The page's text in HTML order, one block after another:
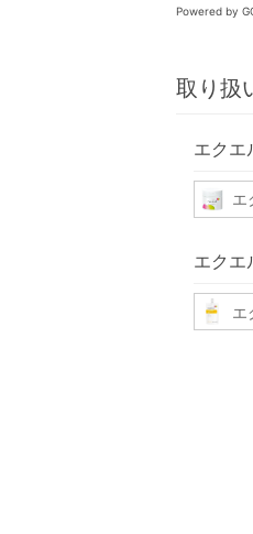
Powered by
取り扱
エクエ
エ
エクエ
エ